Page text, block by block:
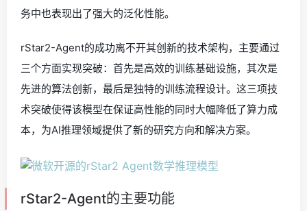
务中也表现出了强大的泛化性能。
rStar2-Agent的成功离不开其创新的技术架构，主要通过
三个方面实现突破：首先是高效的训练基础设施，其次是
先进的算法创新，最后是独特的训练流程设计。这三项技
术突破使得该模型在保证高性能的同时大幅降低了算力成
本，为AI推理领域提供了新的研究方向和解决方案。
rStar2-Agent的主要功能